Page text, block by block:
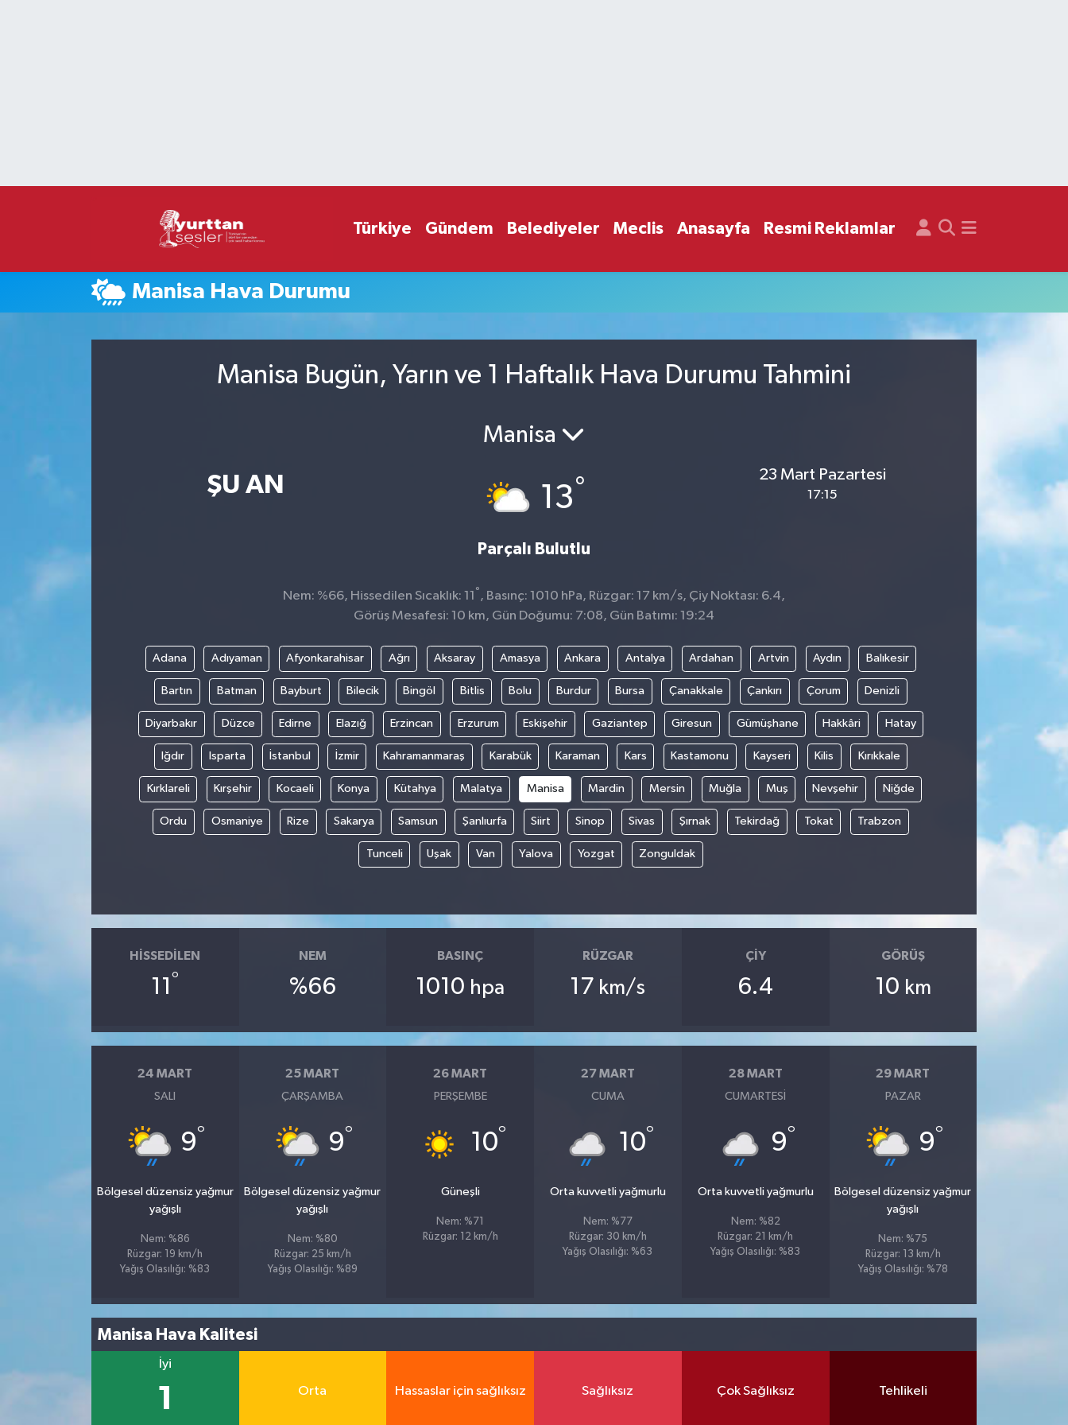
Türkiye Gündem Belediyeler Meclis Anasayfa Resmi Reklamlar
Manisa Hava Durumu
Manisa Bugün, Yarın ve 1 Haftalık Hava Durumu Tahmini
ŞU AN
Manisa
13°
Parçalı Bulutlu
23 Mart Pazartesi
17:15
Nem: %66, Hissedilen Sıcaklık: 11 ° , Basınç: 1010 hPa, Rüzgar: 17 km/s, Çiy Noktası: 6.4,
Görüş Mesafesi: 10 km, Gün Doğumu: 7:08, Gün Batımı: 19:24
Adana Adıyaman Afyonkarahisar Ağrı Aksaray Amasya Ankara Antalya Ardahan Artvin Aydın Balıkesir
Bartın Batman Bayburt Bilecik Bingöl Bitlis Bolu Burdur Bursa Çanakkale Çankırı Çorum Denizli
Diyarbakır Düzce Edirne Elazığ Erzincan Erzurum Eskişehir Gaziantep Giresun Gümüşhane Hakkâri Hatay
Iğdır Isparta İstanbul İzmir Kahramanmaraş Karabük Karaman Kars Kastamonu Kayseri Kilis Kırıkkale
Kırklareli Kırşehir Kocaeli Konya Kütahya Malatya Manisa Mardin Mersin Muğla Muş Nevşehir Niğde
Ordu Osmaniye Rize Sakarya Samsun Şanlıurfa Siirt Sinop Sivas Şırnak Tekirdağ Tokat Trabzon
Tunceli Uşak Van Yalova Yozgat Zonguldak
HISSEDILEN
11°
NEM
%66
BASINÇ
1010 hpa
RÜZGAR
17 km/s
ÇIY
6.4
GÖRÜŞ
10 km
24 MART
SALI
9°
Bölgesel düzensiz yağmur
yağışlı
Nem: %86
Rüzgar: 19 km/h
Yağış Olasılığı: %83
25 MART
ÇARŞAMBA
9°
Bölgesel düzensiz yağmur
yağışlı
Nem: %80
Rüzgar: 25 km/h
Yağış Olasılığı: %89
26 MART
PERŞEMBE
10°
Güneşli
Nem: %71
Rüzgar: 12 km/h
27 MART
CUMA
10°
Orta kuvvetli yağmurlu
Nem: %77
Rüzgar: 30 km/h
Yağış Olasılığı: %63
28 MART
CUMARTESI
9°
Orta kuvvetli yağmurlu
Nem: %82
Rüzgar: 21 km/h
Yağış Olasılığı: %83
29 MART
PAZAR
9°
Bölgesel düzensiz yağmur
yağışlı
Nem: %75
Rüzgar: 13 km/h
Yağış Olasılığı: %78
Manisa Hava Kalitesi
İyi
1 Orta Hassaslar için sağlıksız Sağlıksız Çok Sağlıksız Tehlikeli
Süper Lig Puan Durumu ve Fikstür
Son Dakika Haberleri
Haber Arşivi